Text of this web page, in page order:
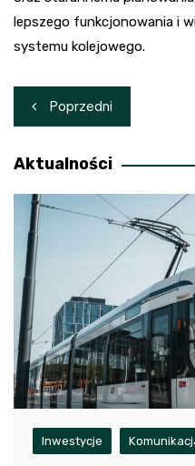
lepszego funkcjonowania i
systemu kolejowego.
Nawigacja
wpisu
Poprzedni
Aktualności
Inwestycje